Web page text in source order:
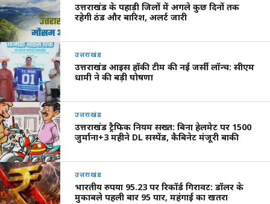
उत्तराखंड के पहाड़ी जिलों में अगले कुछ दिनों तक
रहेगी ठंड और बारिश, अलर्ट जारी
उत्तराखंड
उत्तराखंड आइस हॉकी टीम की नई जर्सी लॉन्च: सीएम
धामी ने की बड़ी घोषणा
उत्तराखंड
उत्तराखंड ट्रैफिक नियम सख्त: बिना हेलमेट पर 1500
जुर्माना+3 महीने DL सस्पेंड, कैबिनेट मंजूरी बाकी
उत्तराखंड
भारतीय रुपया 95.23 पर रिकॉर्ड गिरावट: डॉलर के
मुकाबले पहली बार 95 पार, महंगाई का खतरा